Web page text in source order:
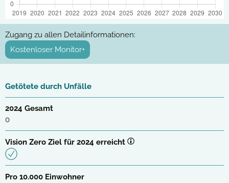
Zugang zu allen Detailinformationen:
Kostenloser Monitor+
Getötete durch Unfälle
2024 Gesamt
0
Vision Zero Ziel für 2024 erreicht
Pro 10.000 Einwohner